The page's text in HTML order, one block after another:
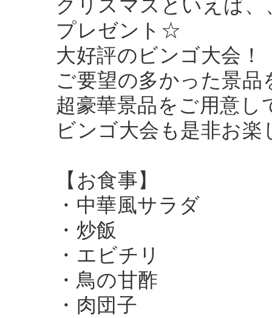
クリスマスといえば、
プレゼント☆
大好評のビンゴ大会！
ご要望の多かった景
超豪華景品をご用意し
ビンゴ大会も是非お
【お食事】
・中華風サラダ
・炒飯
・エビチリ
・鳥の甘酢
・肉団子